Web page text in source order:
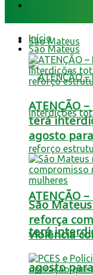
São Mateus
ATENÇÃO
terá
agosto
Início
São Mateus
ATENÇÃO
terá
agosto
São
reforça
violência